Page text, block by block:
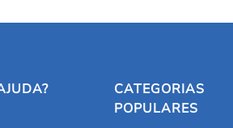
CATEGORIAS
POPULARES